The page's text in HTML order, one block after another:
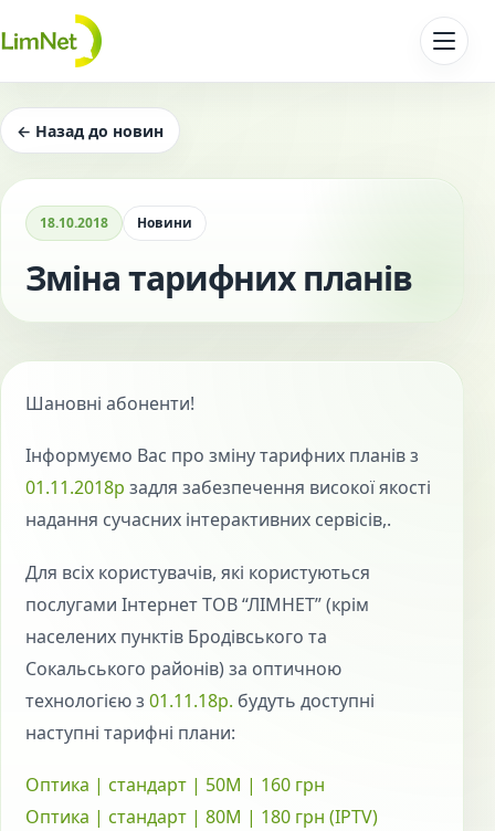
Перейти до контенту
← Назад до новин
18.10.2018 Новини
Зміна тарифних планів
Шановні абоненти!
Інформуємо Вас про зміну тарифних планів з
01.11.2018р задля забезпечення високої якості
надання сучасних інтерактивних сервісів,.
Для всіх користувачів, які користуються
послугами Інтернет ТОВ “ЛІМНЕТ” (крім
населених пунктів Бродівського та
Сокальського районів) за оптичною
технологією з 01.11.18р. будуть доступні
наступні тарифні плани:
Оптика | стандарт | 50М | 160 грн
Оптика | стандарт | 80М | 180 грн (IPTV)